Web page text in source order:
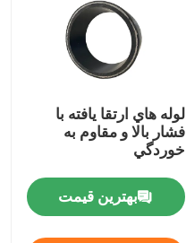
لوله هاي ارتقا يافته با
فشار بالا و مقاوم به
خوردگي
بهترین قیمت